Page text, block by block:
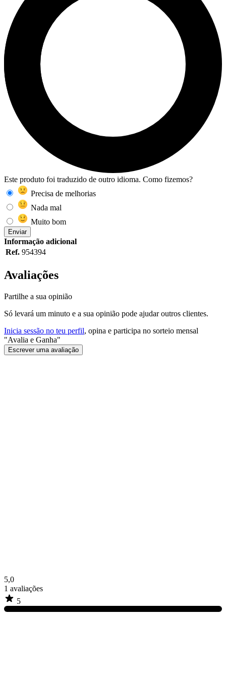
Este produto foi traduzido de outro idioma. Como fizemos?
Precisa de melhorias
Nada mal
Muito bom
Enviar
Informação adicional
Ref. 954394
Avaliações
Partilhe a sua opinião
Só levará um minuto e a sua opinião pode ajudar outros clientes.
Inicia sessão no teu perfil, opina e participa no sorteio mensal
"Avalia e Ganha"
Escrever uma avaliação
5,0
1 avaliações
5